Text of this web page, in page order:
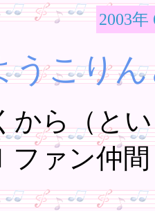
2003年
うこり
から（と
ファン仲